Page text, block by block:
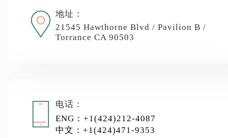
地址：
21545 Hawthorne Blvd / Pavilion B /
Torrance CA 90503
电话：
ENG：+1(424)212-4087
中文：+1(424)471-9353